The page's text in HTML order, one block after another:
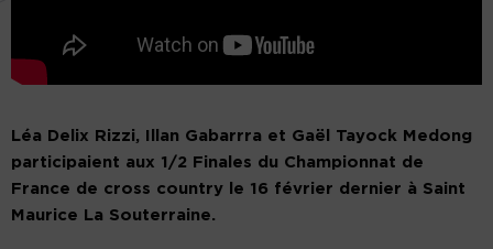
Léa Delix Rizzi, Illan Gabarrra et Gaël Tayock Medong
participaient aux 1/2 Finales du Championnat de
France de cross country le 16 février dernier à Saint
Maurice La Souterraine.